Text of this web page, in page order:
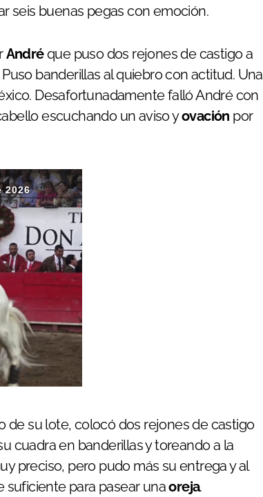
seis buenas pegas con emoción.
Andréque puso dos rejones de castigo a
banderillas al quiebro con actitud. Una
Desafortunadamente falló André con
escuchando un aviso yovación por
de su lote, colocó dos rejones de castigo
cuadra en banderillas y toreando a la
preciso, pero pudo más su entrega y al
suficiente para pasear unaoreja.